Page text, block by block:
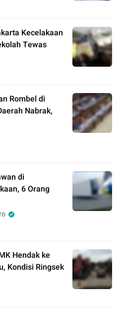
Kecelakaan
Tewas
Rombel di
Nabrak,
di
6 Orang
Hendak ke
Kondisi Ringsek